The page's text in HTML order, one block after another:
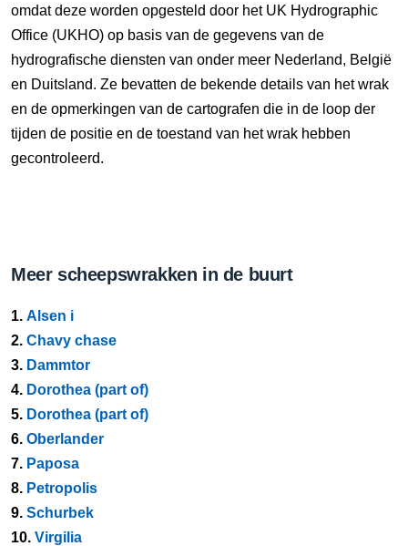
omdat deze worden opgesteld door het UK Hydrographic
Office (UKHO) op basis van de gegevens van de
hydrografische diensten van onder meer Nederland, België
en Duitsland. Ze bevatten de bekende details van het wrak
en de opmerkingen van de cartografen die in de loop der
tijden de positie en de toestand van het wrak hebben
gecontroleerd.
Meer scheepswrakken in de buurt
1. Alsen i
2. Chavy chase
3. Dammtor
4. Dorothea (part of)
5. Dorothea (part of)
6. Oberlander
7. Paposa
8. Petropolis
9. Schurbek
10. Virgilia